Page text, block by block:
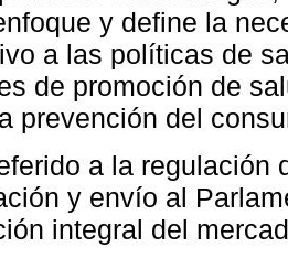
y define la
a las políticas de
de promoción de
prevención del
a la regulación
y envío al
integral del